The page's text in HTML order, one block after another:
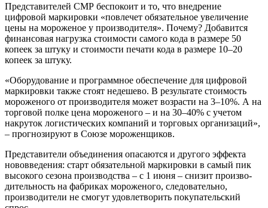
Представителей СМР беспокоит и то, что внедрение
цифровой маркировки «повлечет обязательное увеличение
цены на мороженое у производителя». Почему? Добавится
финансовая нагруз­ка стоимости самого кода в размере 50
копеек за штуку и стоимости печати кода в размере 10–20
копеек за штуку.
«Оборудование и программное обеспечение для цифровой
маркиров­ки также стоят недешево. В результате стоимость
мороженого от производи­теля может возрасти на 3–10%. А на
торговой полке цена мороженого – и на 30–40% с учетом
накруток логи­стических компаний и торговых ор­ганизаций»,
– прогнозируют в Союзе мороженщиков.
Представители объединения опа­саются и другого эффекта
нововведе­ния: старт обязательной маркировки в самый пик
высокого сезона произ­водства – с 1 июня – снизит произво­
дительность на фабриках морожено­го, следовательно,
производители не смогут удовлетворить покупательский